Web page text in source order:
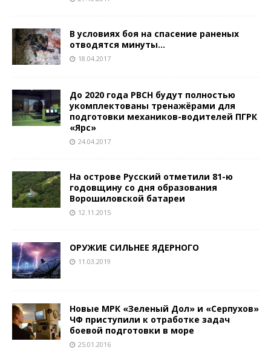
В условиях боя на спасение раненых
отводятся минуты…
18.04.2017
До 2020 года РВСН будут полностью
укомплектованы тренажёрами для
подготовки механиков-водителей ПГРК
«Ярс»
24.04.2017
На острове Русский отметили 81-ю
годовщину со дня образования
Ворошиловской батареи
12.11.2015
ОРУЖИЕ СИЛЬНЕЕ ЯДЕРНОГО
11.03.2019
Новые МРК «Зеленый Дол» и «Серпухов»
ЧФ приступили к отработке задач
боевой подготовки в море
25.01.2016